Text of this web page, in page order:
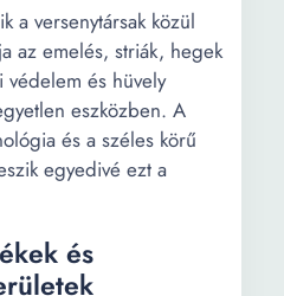
a versenytársak közül
az emelés, striák, hegek
védelem és hüvely
eszközben. A
és a széles körű
egyedivé ezt a
és